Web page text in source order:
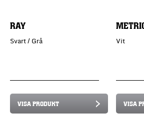
RAY
Svart / Grå
VISA PRODUKT
Vit
VISA